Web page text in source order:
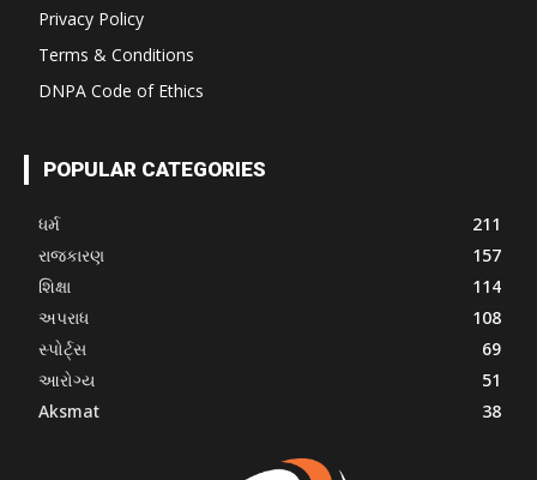
Privacy Policy
Terms & Conditions
DNPA Code of Ethics
POPULAR CATEGORIES
ધર્મ
211
રાજકારણ
157
શિક્ષા
114
અપરાધ
108
સ્પોર્ટ્સ
69
આરોગ્ય
51
Aksmat
38